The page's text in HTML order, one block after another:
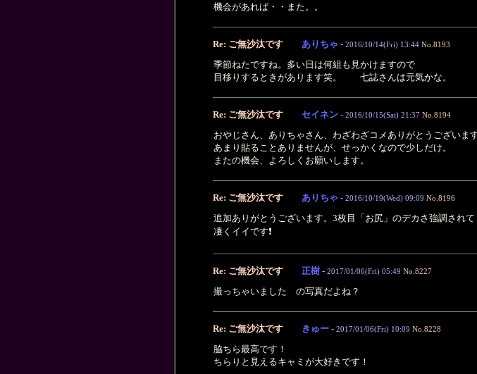
機会があれば・・また。。
Re: ご無沙汰です ありちゃ - 2016/10/14(Fri) 13:44 No.8193
季節ねたですね。多い日は何組も見かけますので
目移りするときがあります笑。 七誌さんは元気かな。
Re: ご無沙汰です セイネン - 2016/10/15(Sat) 21:37 No.8194
おやじさん、ありちゃさん、わざわざコメありがとうございます
あまり貼ることありませんが、せっかくなので少しだけ。
またの機会、よろしくお願いします。
Re: ご無沙汰です ありちゃ - 2016/10/19(Wed) 09:09 No.8196
追加ありがとうございます。3枚目「お尻」のデカさ強調されて
凄くイイです❗
Re: ご無沙汰です 正樹 - 2017/01/06(Fri) 05:49 No.8227
撮っちゃいました の写真だよね？
Re: ご無沙汰です きゅー - 2017/01/06(Fri) 10:09 No.8228
脇ちら最高です！
ちらりと見えるキャミが大好きです！